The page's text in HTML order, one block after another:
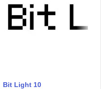
Bit Light 10